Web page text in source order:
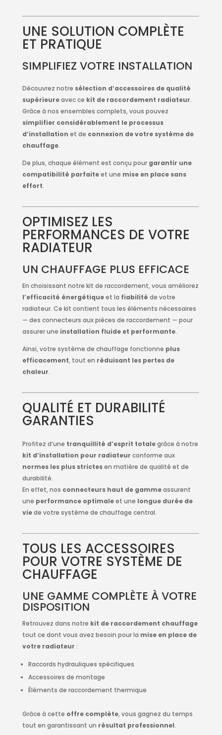
UNE SOLUTION COMPLÈTE
ET PRATIQUE
SIMPLIFIEZ VOTRE INSTALLATION
Découvrez notre sélection d’accessoires de qualité
supérieureavec ce kit de raccordement radiateur.
Grâce à nos ensembles complets, vous pouvez
simplifier considérablement le processus
d’installation et de connexion de votre système de
chauffage.
De plus, chaque élément est conçu pour garantir une
compatibilité parfaiteet une mise en place sans
effort.
OPTIMISEZ LES
PERFORMANCES DE VOTRE
RADIATEUR
UN CHAUFFAGE PLUS EFFICACE
En choisissant notre kit de raccordement, vous améliorez
l’efficacité énergétiqueet la fiabilité de votre
radiateur. Ce kit contient tous les éléments nécessaires
— des connecteurs aux pièces de raccordement — pour
assurer une installation fluide et performante.
Ainsi, votre système de chauffage fonctionne plus
efficacement, tout en réduisant les pertes de
chaleur.
QUALITÉ ET DURABILITÉ
GARANTIES
Profitez d’une tranquillité d’esprit totalegrâce à notre
kit d’installation pour radiateur conforme aux
normes les plus strictesen matière de qualité et de
durabilité.
En effet, nos connecteurs haut de gammeassurent
une performance optimaleet une longue durée de
viede votre système de chauffage central.
TOUS LES ACCESSOIRES
POUR VOTRE SYSTÈME DE
CHAUFFAGE
UNE GAMME COMPLÈTE À VOTRE
DISPOSITION
Retrouvez dans notre kit de raccordement chauffage
tout ce dont vous avez besoin pour la mise en place de
votre radiateur :
Raccords hydrauliques spécifiques
Accessoires de montage
Éléments de raccordement thermique
Grâce à cette offre complète, vous gagnez du temps
tout en garantissant un résultat professionnel.